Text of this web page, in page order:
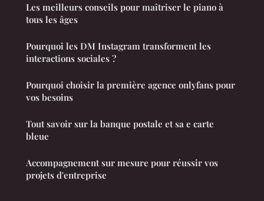
Les meilleurs conseils pour maîtriser le piano à
tous les âges
Pourquoi les DM Instagram transforment les
interactions sociales ?
Pourquoi choisir la première agence onlyfans pour
vos besoins
Tout savoir sur la banque postale et sa e carte
bleue
Accompagnement sur mesure pour réussir vos
projets d'entreprise